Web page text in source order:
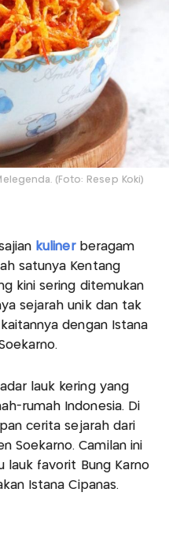
(Foto: Resep Koki)
kulinerberagam
satunya Kentang
kini sering ditemukan
sejarah unik dan tak
dengan Istana
lauk kering yang
rumah Indonesia. Di
cerita sejarah dari
Soekarno. Camilan ini
lauk favorit Bung Karno
Istana Cipanas.